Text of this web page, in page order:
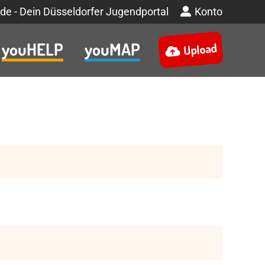
- Dein Düsseldorfer Jugendportal Konto
youHELP youMAP Upload